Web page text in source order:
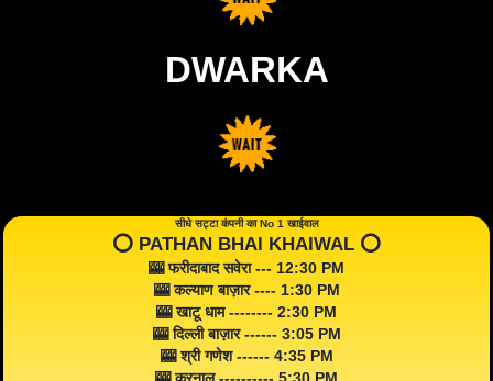
DWARKA
सीधे सट्टा कंपनी का No 1 खाईवाल
⭕️ PATHAN BHAI KHAIWAL ⭕️
🎰 फरीदाबाद सवेरा --- 12:30 PM
🎰 कल्याण बाज़ार ---- 1:30 PM
🎰 खाटू धाम -------- 2:30 PM
🎰 दिल्ली बाज़ार ------ 3:05 PM
🎰 श्री गणेश ------ 4:35 PM